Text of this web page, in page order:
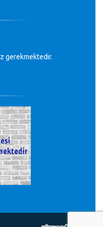
gerekmektedir.